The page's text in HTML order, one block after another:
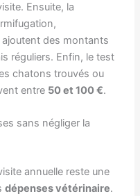
Ensuite, la
des montants
réguliers. Enfin, le test
chatons trouvés ou
entre 50 et 100 €.
sans négliger la
annuelle reste une
dépenses vétérinaire.